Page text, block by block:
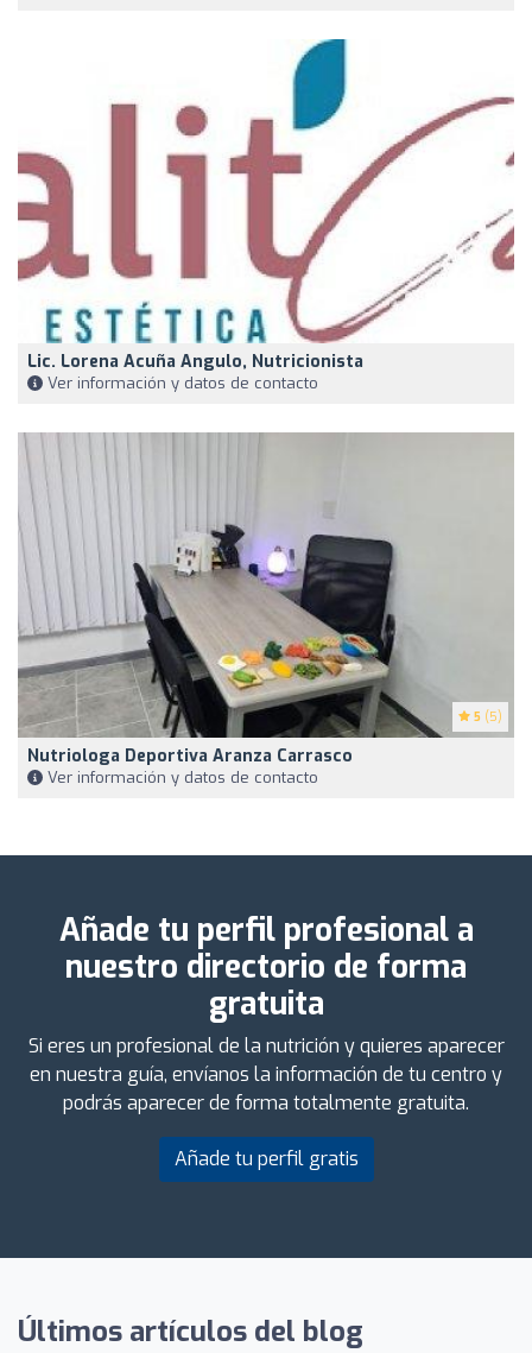
Lic. Lorena Acuña Angulo, Nutricionista
Ver información y datos de contacto
5 (5)
Nutriologa Deportiva Aranza Carrasco
Ver información y datos de contacto
Añade tu perfil profesional a
nuestro directorio de forma
gratuita
Si eres un profesional de la nutrición y quieres aparecer
en nuestra guía, envíanos la información de tu centro y
podrás aparecer de forma totalmente gratuita.
Añade tu perfil gratis
Últimos artículos del blog